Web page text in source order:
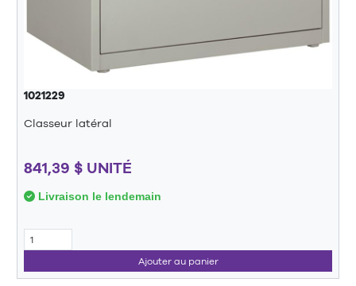
1021229
Classeur latéral
841,39 $ UNITÉ
Livraison le lendemain
Ajouter au panier